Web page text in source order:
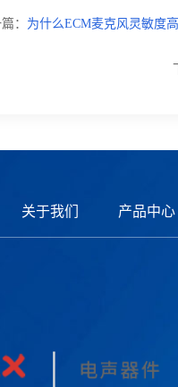
： 为什么ECM麦克风灵敏度
关于我们 产品中心